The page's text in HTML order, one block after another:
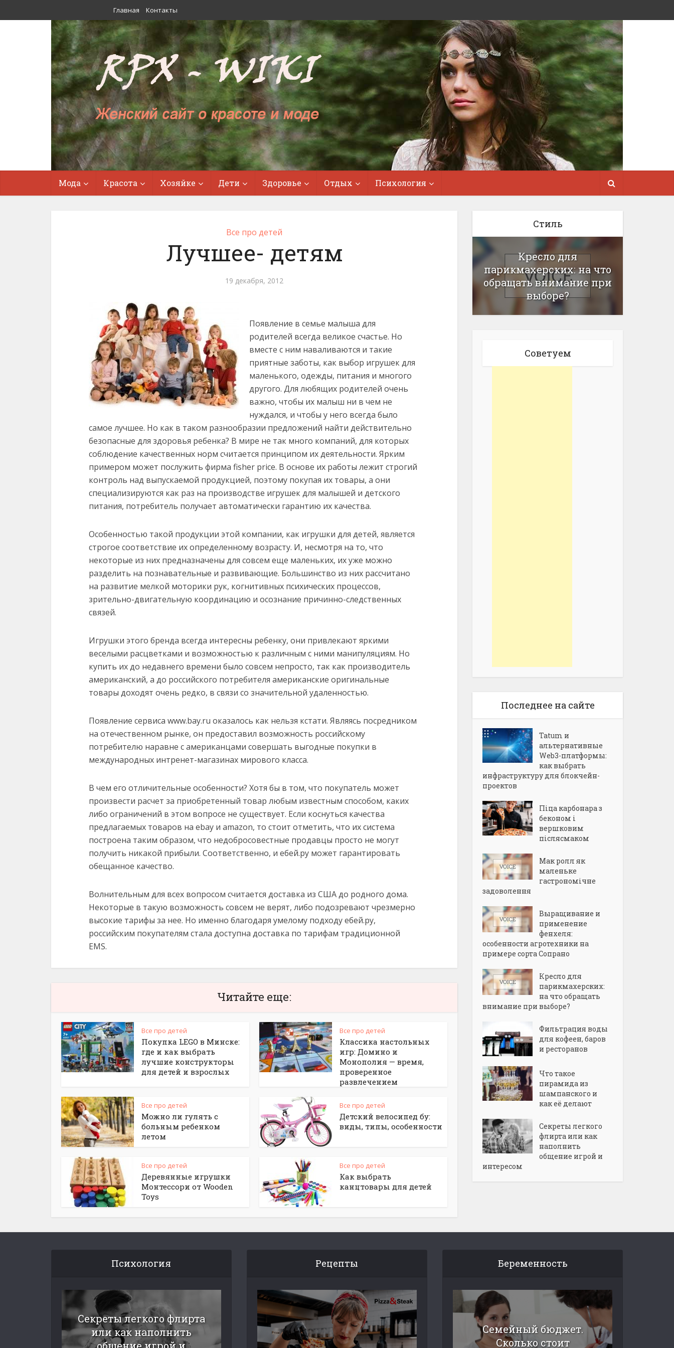
Главная Контакты
Мода Красота Хозяйке Дети Здоровье Отдых Психология
Все про детей
Лучшее- детям
19 декабря, 2012
Появление в семье малыша для
родителей всегда великое счастье. Но
вместе с ним наваливаются и такие
приятные заботы, как выбор игрушек для
маленького, одежды, питания и многого
другого. Для любящих родителей очень
важно, чтобы их малыш ни в чем не
нуждался, и чтобы у него всегда было
самое лучшее. Но как в таком разнообразии предложений найти действительно
безопасные для здоровья ребенка? В мире не так много компаний, для которых
соблюдение качественных норм считается принципом их деятельности. Ярким
примером может послужить фирма fisher price. В основе их работы лежит строгий
контроль над выпускаемой продукцией, поэтому покупая их товары, а они
специализируются как раз на производстве игрушек для малышей и детского
питания, потребитель получает автоматически гарантию их качества.
Особенностью такой продукции этой компании, как игрушки для детей, является
строгое соответствие их определенному возрасту. И, несмотря на то, что
некоторые из них предназначены для совсем еще маленьких, их уже можно
разделить на познавательные и развивающие. Большинство из них рассчитано
на развитие мелкой моторики рук, когнитивных психических процессов,
зрительно-двигательную координацию и осознание причинно-следственных
связей.
Игрушки этого бренда всегда интересны ребенку, они привлекают яркими
веселыми расцветками и возможностью к различным с ними манипуляциям. Но
купить их до недавнего времени было совсем непросто, так как производитель
американский, а до российского потребителя американские оригинальные
товары доходят очень редко, в связи со значительной удаленностью.
Появление сервиса www.bay.ru оказалось как нельзя кстати. Являясь посредником
на отечественном рынке, он предоставил возможность российскому
потребителю наравне с американцами совершать выгодные покупки в
международных интренет-магазинах мирового класса.
В чем его отличительные особенности? Хотя бы в том, что покупатель может
произвести расчет за приобретенный товар любым известным способом, каких
либо ограничений в этом вопросе не существует. Если коснуться качества
предлагаемых товаров на ebay и amazon, то стоит отметить, что их система
построена таким образом, что недобросовестные продавцы просто не могут
получить никакой прибыли. Соответственно, и ебей.ру может гарантировать
обещанное качество.
Волнительным для всех вопросом считается доставка из США до родного дома.
Некоторые в такую возможность совсем не верят, либо подозревают чрезмерно
высокие тарифы за нее. Но именно благодаря умелому подходу ебей.ру,
российским покупателям стала доступна доставка по тарифам традиционной
EMS.
Читайте еще:
Все про детей
Покупка LEGO в Минске:
где и как выбрать
лучшие конструкторы
для детей и взрослых
Все про детей
Классика настольных
игр: Домино и
Монополия — время,
проверенное
развлечением
Все про детей
Можно ли гулять с
больным ребенком
летом
Все про детей
Детский велосипед бу:
виды, типы, особенности
Все про детей
Деревянные игрушки
Монтессори от Wooden
Toys
Все про детей
Как выбрать
канцтовары для детей
Стиль
Кресло для
парикмахерских: на что
обращать внимание при
выборе?
Советуем
Последнее на сайте
Tatum и
альтернативные
Web3-платформы:
как выбрать
инфраструктуру для блокчейн-
проектов
Піца карбонара з
беконом і
вершковим
післясмаком
Мак ролл як
маленьке
гастрономічне
задоволення
Выращивание и
применение
фенхеля:
особенности агротехники на
примере сорта Сопрано
Кресло для
парикмахерских:
на что обращать
внимание при выборе?
Фильтрация воды
для кофеен, баров
и ресторанов
Что такое
пирамида из
шампанского и
как её делают
Секреты легкого
флирта или как
наполнить
общение игрой и
интересом
Психология
Секреты легкого флирта
или как наполнить
Рецепты Беременность
Семейный бюджет.
Сколько стоит